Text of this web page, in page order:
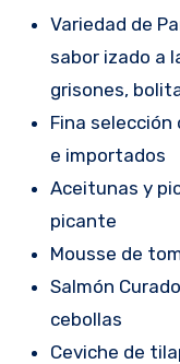
Variedad de
sabor izado a
grisones,
Fina
e importados
Aceitunas y
picante
Mousse de
Salmón
cebollas
Ceviche de